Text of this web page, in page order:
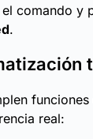
comando y
.
funciones
real: